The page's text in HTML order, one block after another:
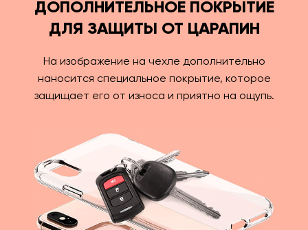
ДОПОЛНИТЕЛЬНОЕ ПОКРЫТИЕ
ДЛЯ ЗАЩИТЫ ОТ ЦАРАПИН
На изображение на чехле дополнительно
наносится специальное покрытие, которое
защищает его от износа и приятно на ощупь.